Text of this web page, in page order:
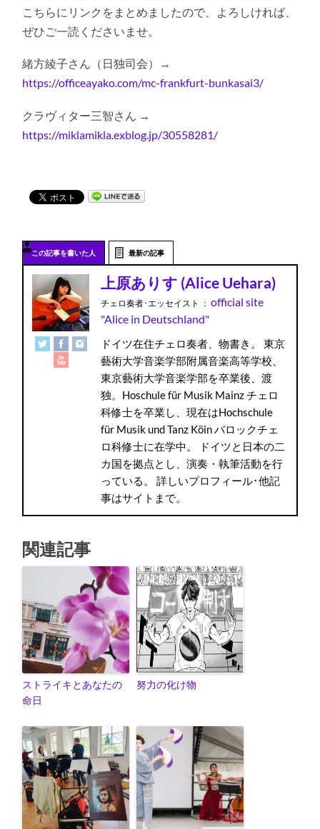
こちらにリンクをまとめましたので、よろしければ、
ぜひご一読くださいませ。
緒方綾子さん（日独司会）→
https://officeayako.com/mc-frankfurt-bunkasai3/
クラヴィター三智さん →
https://miklamikla.exblog.jp/30558281/
この記事を書いた人 最新の記事
上原ありす (Alice Uehara)
チェロ奏者･エッセイスト ：official site
"Alice in Deutschland"
ドイツ在住チェロ奏者、物書き。 東京
藝術大学音楽学部附属音楽高等学校、
東京藝術大学音楽学部を卒業後、渡
独。Hoschule für Musik Mainz チェロ
科修士を卒業し、現在はHochschule
für Musik und Tanz Köin バロックチェ
ロ科修士に在学中。 ドイツと日本の二
カ国を拠点とし、演奏・執筆活動を行
っている。 詳しいプロフィール･他記
事はサイトまで。
関連記事
ストライキとあなたの
命日
努力の化け物